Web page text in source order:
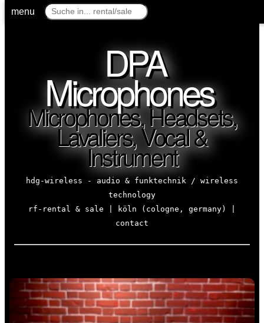
menu
DPA
Microphones
Microphones, Headsets,
Lavaliers, Vocal &
Instrument
hdg-wireless - audio & funktechnik / wireless
technology
rf-rental & sale | köln (cologne, germany) |
contact